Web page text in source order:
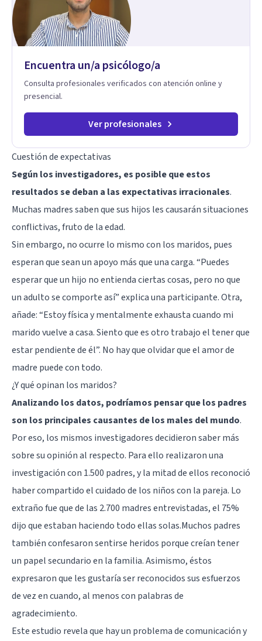
Encuentra un/a psicólogo/a
Consulta profesionales verificados con atención online y
presencial.
Ver profesionales
Cuestión de expectativas
Según los investigadores, es posible que estos
resultados se deban a las expectativas irracionales.
Muchas madres saben que sus hijos les causarán situaciones
conflictivas, fruto de la edad.
Sin embargo, no ocurre lo mismo con los maridos, pues
esperan que sean un apoyo más que una carga. “Puedes
esperar que un hijo no entienda ciertas cosas, pero no que
un adulto se comporte así” explica una participante. Otra,
añade: “Estoy física y mentalmente exhausta cuando mi
marido vuelve a casa. Siento que es otro trabajo el tener que
estar pendiente de él”. No hay que olvidar que el amor de
madre puede con todo.
¿Y qué opinan los maridos?
Analizando los datos, podríamos pensar que los padres
son los principales causantes de los males del mundo.
Por eso, los mismos investigadores decidieron saber más
sobre su opinión al respecto. Para ello realizaron una
investigación con 1.500 padres, y la mitad de ellos reconoció
haber compartido el cuidado de los niños con la pareja. Lo
extraño fue que de las 2.700 madres entrevistadas, el 75%
dijo que estaban haciendo todo ellas solas.Muchos padres
también confesaron sentirse heridos porque creían tener
un papel secundario en la familia. Asimismo, éstos
expresaron que les gustaría ser reconocidos sus esfuerzos
de vez en cuando, al menos con palabras de
agradecimiento.
Este estudio revela que hay un problema de comunicación y